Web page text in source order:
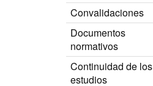
Convalidaciones
Documentos
normativos
Continuidad de los
estudios